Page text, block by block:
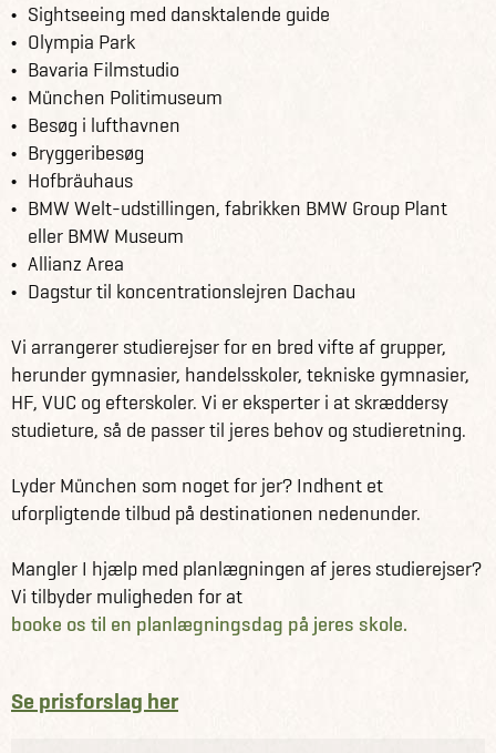
Sightseeing med dansktalende guide
Olympia Park
Bavaria Filmstudio
München Politimuseum
Besøg i lufthavnen
Bryggeribesøg
Hofbräuhaus
BMW Welt-udstillingen, fabrikken BMW Group Plant
eller BMW Museum
Allianz Area
Dagstur til koncentrationslejren Dachau
Vi arrangerer studierejser for en bred vifte af grupper,
herunder gymnasier, handelsskoler, tekniske gymnasier,
HF, VUC og efterskoler. Vi er eksperter i at skræddersy
studieture, så de passer til jeres behov og studieretning.
Lyder München som noget for jer? Indhent et
uforpligtende tilbud på destinationen nedenunder.
Mangler I hjælp med planlægningen af jeres studierejser?
Vi tilbyder muligheden for at
booke os til en planlægningsdag på jeres skole.
Se prisforslag her